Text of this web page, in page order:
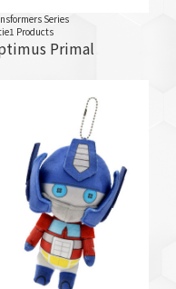
Series
Products
Primal